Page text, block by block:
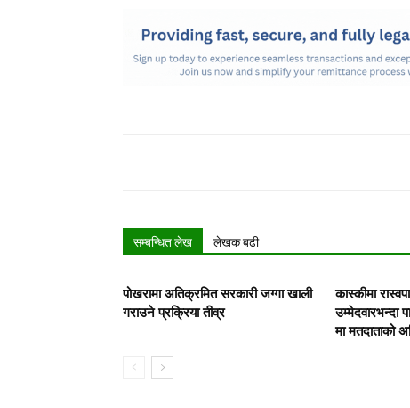
सम्बन्धित लेख लेखक बढी
पोखरामा अतिक्रमित सरकारी जग्गा खाली
गराउने प्रक्रिया तीव्र
कास्कीमा
उम्मेदवारभन्दा
मा मतदाताको